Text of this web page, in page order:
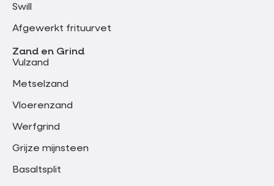
Swill
Afgewerkt frituurvet
Zand en Grind
Vulzand
Metselzand
Vloerenzand
Werfgrind
Grijze mijnsteen
Basaltsplit